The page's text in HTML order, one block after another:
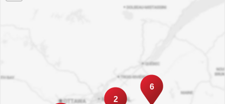
2
6